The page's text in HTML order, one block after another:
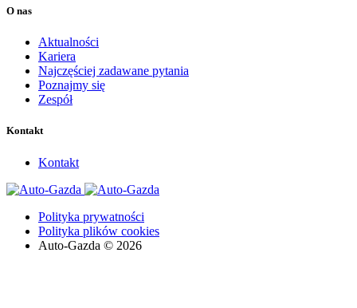
O nas
Aktualności
Kariera
Najczęściej zadawane pytania
Poznajmy się
Zespół
Kontakt
Kontakt
Polityka prywatności
Polityka plików cookies
Auto-Gazda © 2026